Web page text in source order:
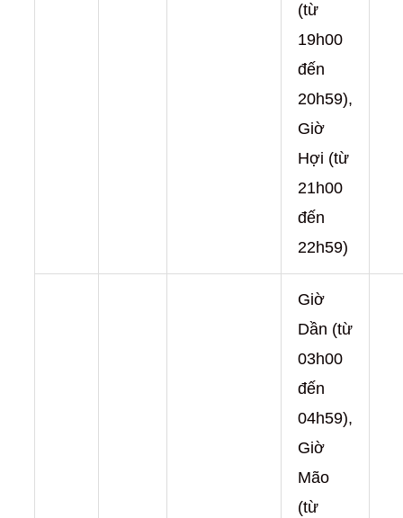
(từ
19h00
đến
20h59),
Giờ
Hợi (từ
21h00
đến
22h59)
Giờ
Dần (từ
03h00
đến
04h59),
Giờ
Mão
(từ